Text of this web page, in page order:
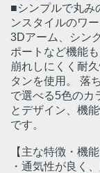
■シンプルで丸み
ンスタイルのワ
3Dアーム、シン
ポートなど機能
崩れしにくく耐
タンを使用。 落
で選べる5色のカ
とデザイン、機
です。
【主な特徴・機能
・通気性が良く